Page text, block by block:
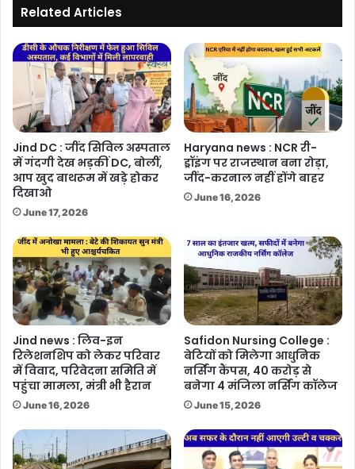
सिस्टम
Related Articles
Jind DC : जींद सिविल अस्पताल
में गंदगी देख भड़कीं DC, बोलीं,
आप खुद बाथरूम में खड़े होकर
दिखाओ
June 17, 2026
Haryana news : NCR री-
ड्रॉइंग पर राजस्थान बना रोड़ा,
जींद-करनाल नहीं होंगे बाहर
June 16, 2026
Jind news : लिव-इन
रिलेशनशिप को लेकर परिवार
में विवाद, परिवेदना समिति में
पहुंचा मामला, मंत्री भी हैरान
June 16, 2026
Safidon Nursing College :
बेटियों को मिलेगा आधुनिक
नर्सिंग कैंपस, 40 करोड़ से
बनेगा 4 मंजिला नर्सिंग कॉलेज
June 15, 2026